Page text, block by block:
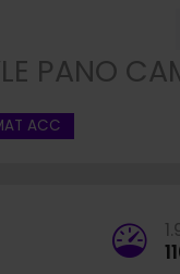
merken
PANO
ACC